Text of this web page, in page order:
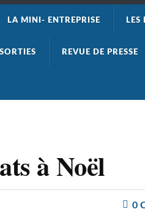
LA MINI- ENTREPRISE LES
SORTIES REVUE DE PRESSE
à Noël
0